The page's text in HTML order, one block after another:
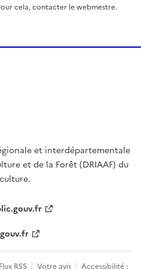
cela, contacter le webmestre.
et interdépartementale
et de la Forêt (DRIAAF) du
Flux RSS Votre avis Accessibilité :